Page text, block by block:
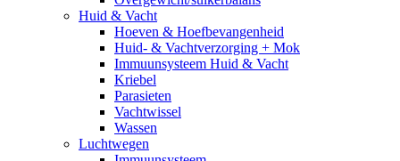
Huid & Vacht
Hoeven & Hoefbevangenheid
Huid- & Vachtverzorging + Mok
Immuunsysteem Huid & Vacht
Kriebel
Parasieten
Vachtwissel
Wassen
Luchtwegen